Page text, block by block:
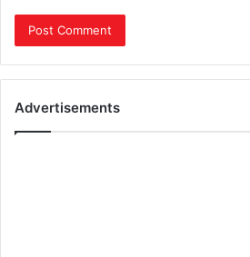
Advertisements